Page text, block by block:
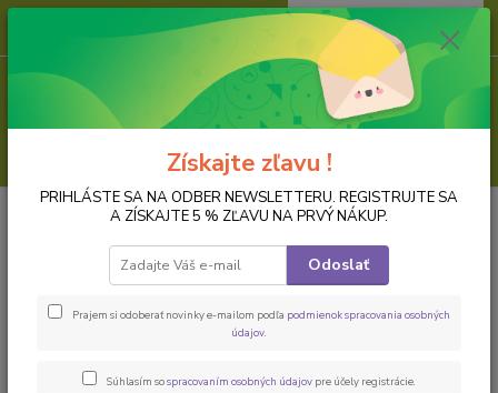
ks
za 0,00 EUR
Tekutý kov Tekutý kov, antická zlatá
Tekutý kov, antická zlatá
Získajte zľavu !
PRIHLÁSTE SA NA ODBER NEWSLETTERU. REGISTRUJTE SA
A ZÍSKAJTE 5 % ZĽAVU NA PRVÝ NÁKUP.
Odoslať
Prajem si odoberať novinky e-mailom podľa podmienok spracovania osobných
údajov.
Súhlasím sospracovaním osobných údajov pre účely registrácie.